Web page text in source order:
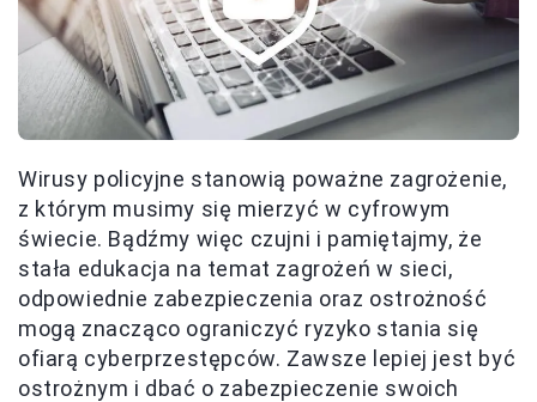
Wirusy policyjne stanowią poważne zagrożenie,
z którym musimy się mierzyć w cyfrowym
świecie. Bądźmy więc czujni i pamiętajmy, że
stała edukacja na temat zagrożeń w sieci,
odpowiednie zabezpieczenia oraz ostrożność
mogą znacząco ograniczyć ryzyko stania się
ofiarą cyberprzestępców. Zawsze lepiej jest być
ostrożnym i dbać o zabezpieczenie swoich